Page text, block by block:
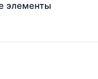
элементы